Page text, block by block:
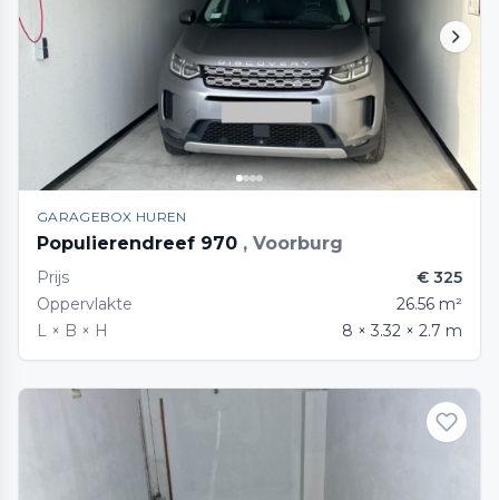
GARAGEBOX HUREN
Populierendreef 970 , Voorburg
Prijs
€ 325
Oppervlakte
26.56 m²
L × B × H
8 × 3.32 × 2.7 m